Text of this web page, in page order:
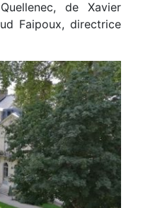
de Xavier
Faipoux, directrice